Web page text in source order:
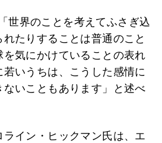
世界のことを考えてふさぎ込
たりすることは普通のこと
気にかけていることの表れ
いうちは、こうした感情に
いこともあります」と述べ
イン・ヒックマン氏は、エ